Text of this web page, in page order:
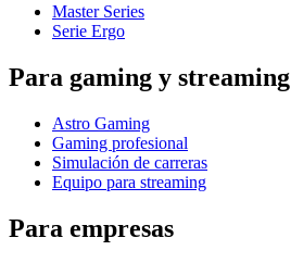
Master Series
Serie Ergo
Para gaming y streaming
Astro Gaming
Gaming profesional
Simulación de carreras
Equipo para streaming
Para empresas